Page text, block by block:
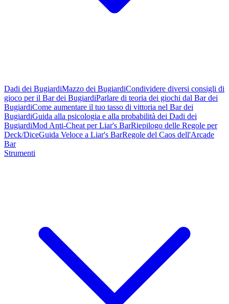
Dadi dei BugiardiMazzo dei BugiardiCondividere diversi consigli di
gioco per il Bar dei BugiardiParlare di teoria dei giochi dal Bar dei
BugiardiCome aumentare il tuo tasso di vittoria nel Bar dei
BugiardiGuida alla psicologia e alla probabilità dei Dadi dei
BugiardiMod Anti-Cheat per Liar's BarRiepilogo delle Regole per
Deck/DiceGuida Veloce a Liar's BarRegole del Caos dell'Arcade
Bar
Strumenti